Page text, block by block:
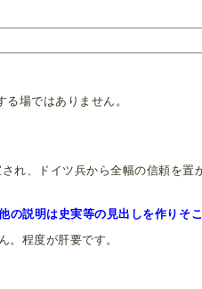
場ではありません。
れ、ドイツ兵から全幅の信頼を
の説明は史実等の見出しを作りそ
。程度が肝要です。